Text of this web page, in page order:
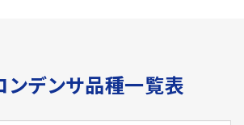
ンデンサ品種一覧表